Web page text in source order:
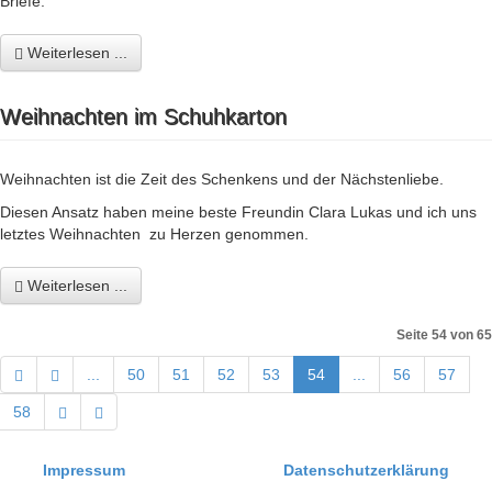
Weiterlesen ...
Weihnachten im Schuhkarton
Weihnachten ist die Zeit des Schenkens und der Nächstenliebe.
Diesen Ansatz haben meine beste Freundin Clara Lukas und ich uns
letztes Weihnachten zu Herzen genommen.
Weiterlesen ...
Seite 54 von 65
50 51 52 53 54 56 57
58
Impressum Datenschutzerklärung